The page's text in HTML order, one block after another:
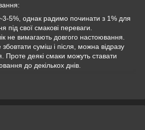
5%, однак радимо починати з 1% для
під свої смакові переваги.
не вимагають довгого настоювання.
суміш і після, можна відразу
Проте деякі смаки можуть ставати
до декількох днів.